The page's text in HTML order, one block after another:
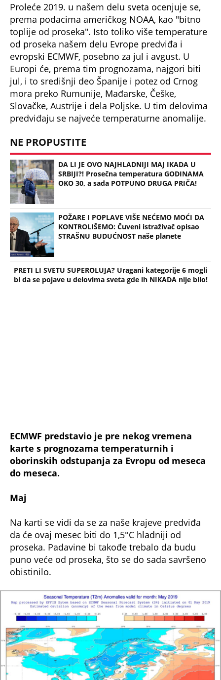
Proleće 2019. u našem delu sveta ocenjuje se,
prema podacima američkog NOAA, kao "bitno
toplije od proseka". Isto toliko više temperature
od proseka našem delu Evrope predviđa i
evropski ECMWF, posebno za jul i avgust. U
Europi će, prema tim prognozama, najgori biti
jul, i to središnji deo Španije i potez od Crnog
mora preko Rumunije, Mađarske, Češke,
Slovačke, Austrije i dela Poljske. U tim delovima
predviđaju se najveće temperaturne anomalije.
NE PROPUSTITE
DA LI JE OVO NAJHLADNIJI MAJ IKADA U
SRBIJI?! Prosečna temperatura GODINAMA
OKO 30, a sada POTPUNO DRUGA PRIČA!
POŽARE I POPLAVE VIŠE NEĆEMO MOĆI DA
KONTROLIŠEMO: Čuveni istraživač opisao
STRAŠNU BUDUĆNOST naše planete
PRETI LI SVETU SUPEROLUJA? Uragani kategorije 6 mogli
bi da se pojave u delovima sveta gde ih NIKADA nije bilo!
ECMWF predstavio je pre nekog vremena
karte s prognozama temperaturnih i
oborinskih odstupanja za Evropu od meseca
do meseca.
Maj
Na karti se vidi da se za naše krajeve predviđa
da će ovaj mesec biti do 1,5°C hladniji od
proseka. Padavine bi takođe trebalo da budu
puno veće od proseka, što se do sada savršeno
obistinilo.